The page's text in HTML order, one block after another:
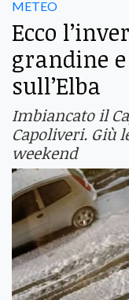
METEO
Ecco
grandine
sull’Elba
Imbiancato il
Capoliveri. Giù
weekend